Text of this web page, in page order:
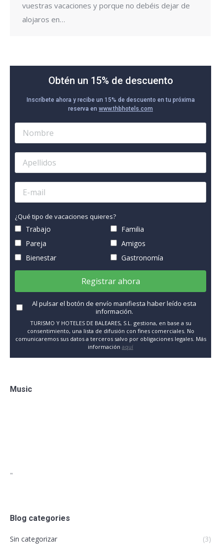
vuestras vacaciones y porque no debéis dejar de
alojaros en…
Obtén un 15% de descuento
Inscríbete ahora y recibe un 15% de descuento en tu próxima
reserva en www.thbhotels.com
¿Qué tipo de vacaciones quieres?
Trabajo
Familia
Pareja
Amigos
Bienestar
Gastronomía
Registrar ahora
Al pulsar el botón de envío manifiesta haber leído esta
información.
TURISMO Y HOTELES DE BALEARES, S.L. gestiona, en base a su
consentimiento, una lista de difusión con fines comerciales. No
comunicaremos sus datos a terceros salvo por obligaciones legales. Más
información aquí
Music
"
Blog categories
Sin categorizar (3)